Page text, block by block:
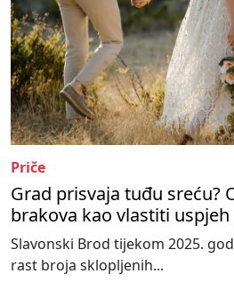
Priče
Grad prisvaja tuđu sreću?
brakova kao vlastiti uspjeh
Slavonski Brod tijekom 2025.
rast broja sklopljenih...